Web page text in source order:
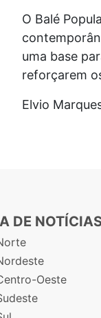
O Balé
uma base
reforçarem
Elvio
DE
Oeste